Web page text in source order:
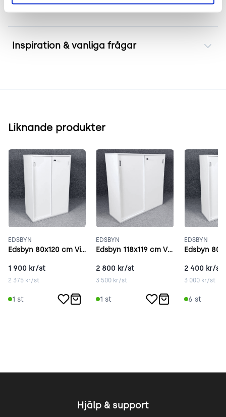
Frakt & leverans
Inspiration & vanliga frågar
Liknande produkter
EDSBYN
Edsbyn 80x120 cm Vitt
1 900 kr/st
2 375 kr/st
1 st
EDSBYN
Edsbyn 118x119 cm Vitt
2 800 kr/st
3 500 kr/st
1 st
EDSBYN
Edsbyn
2 400 kr/st
3 000kr/st
6 st
Hjälp & support